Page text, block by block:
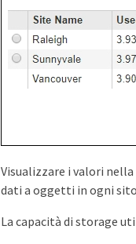
Visualizzare i valori
dati a oggetti in ogni
La capacità di storage